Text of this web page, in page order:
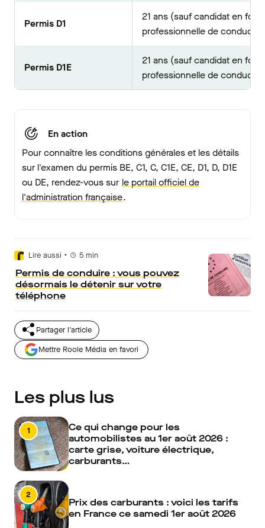
Permis D1
21 ans (sauf candidat en
professionnelle de
Permis D1E
21 ans (sauf candidat en
professionnelle de
En action
Pour connaître les conditions générales et les détails
sur l'examen du permis BE, C1, C, C1E, CE, D1, D, D1E
ou DE, rendez-vous sur le portail officiel de
l'administration française.
Lire aussi • 5 min
Permis de conduire : vous pouvez
désormais le détenir sur votre
téléphone
Partager l'article
Mettre Roole Média en favori
Les plus lus
1
Ce qui change pour les
automobilistes au 1er août 2026 :
carte grise, voiture électrique,
carburants…
2
Prix des carburants : voici les tarifs
en France ce samedi 1er août 2026